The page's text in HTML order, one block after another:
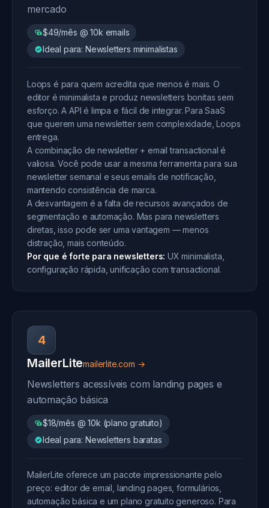
mercado
$49/mês @ 10k emails
Ideal para: Newsletters minimalistas
Loops é para quem acredita que menos é mais. O
editor é minimalista e produz newsletters bonitas sem
esforço. A API é limpa e fácil de integrar. Para SaaS
que querem uma newsletter sem complexidade, Loops
entrega.
A combinação de newsletter + email transactional é
valiosa. Você pode usar a mesma ferramenta para sua
newsletter semanal e seus emails de notificação,
mantendo consistência de marca.
A desvantagem é a falta de recursos avançados de
segmentação e automação. Mas para newsletters
diretas, isso pode ser uma vantagem — menos
distração, mais conteúdo.
Por que é forte para newsletters: UX minimalista,
configuração rápida, unificação com transactional.
4
MailerLitemailerlite.com →
Newsletters acessíveis com landing pages e
automação básica
$18/mês @ 10k (plano gratuito)
Ideal para: Newsletters baratas
MailerLite oferece um pacote impressionante pelo
preço: editor de email, landing pages, formulários,
automação básica e um plano gratuito generoso. Para